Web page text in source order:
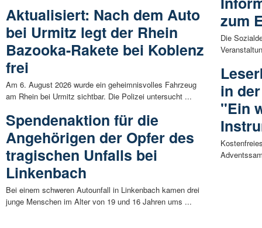
Aktualisiert: Nach dem Auto
bei Urmitz legt der Rhein
Bazooka-Rakete bei Koblenz
frei
Am 6. August 2026 wurde ein geheimnisvolles Fahrzeug
am Rhein bei Urmitz sichtbar. Die Polizei untersucht ...
Spendenaktion für die
Angehörigen der Opfer des
tragischen Unfalls bei
Linkenbach
Bei einem schweren Autounfall in Linkenbach kamen drei
junge Menschen im Alter von 19 und 16 Jahren ums ...
zum
Die
in
"Ein